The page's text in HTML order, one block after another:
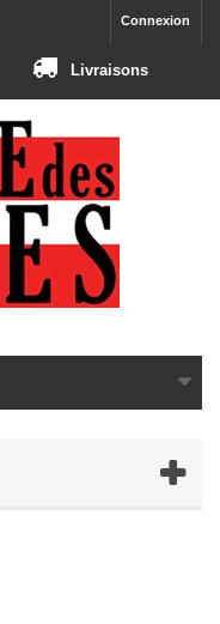
Connexion
Livraisons